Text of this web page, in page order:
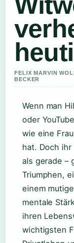
FELIX MARVIN
BECKER
Wenn man
oder
wie eine
hat. Doch
als gerade –
Triumphen,
einem
mentale
ihren
wichtigsten